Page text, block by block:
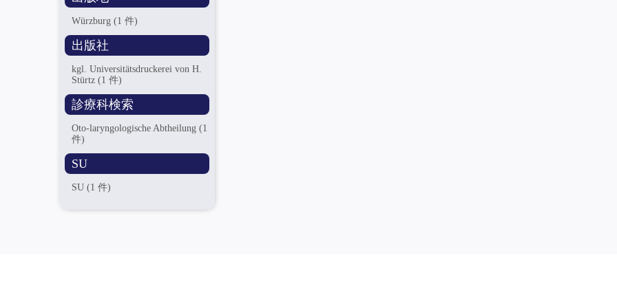
Würzburg(1 件)
出版社
kgl. Universitätsdruckerei von H.
Stürtz(1 件)
診療科検索
Oto-laryngologische Abtheilung(1
件)
SU
SU(1 件)